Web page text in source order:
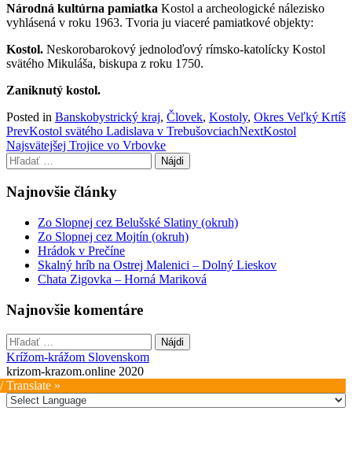
Národná kultúrna pamiatka Kostol a archeologické nálezisko
vyhlásená v roku 1963. Tvoria ju viaceré pamiatkové objekty:
Kostol. Neskorobarokový jednoloďový rímsko-katolícky Kostol
svätého Mikuláša, biskupa z roku 1750.
Zaniknutý kostol.
Posted in Banskobystrický kraj, Človek, Kostoly, Okres Veľký Krtíš
Post
navigation
PrevKostol svätého Ladislava v TrebušovciachNextKostol
Najsvätejšej Trojice vo Vrbovke
Hľadať:
Najnovšie články
Zo Slopnej cez Belušské Slatiny (okruh)
Zo Slopnej cez Mojtín (okruh)
Hrádok v Prečíne
Skalný hríb na Ostrej Malenici – Dolný Lieskov
Chata Zigovka – Horná Mariková
Najnovšie komentáre
Hľadať:
Krížom-krážom Slovenskom
krizom-krazom.online 2020
Translate »